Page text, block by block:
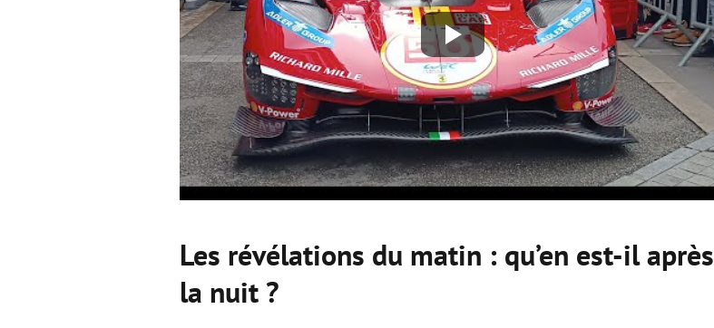
Les révélations du matin : qu’en est-il après
la nuit ?